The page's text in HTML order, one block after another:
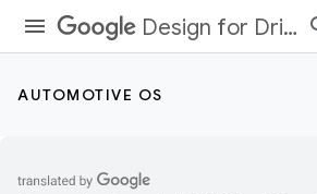
Design for Driving
AUTOMOTIVE OS